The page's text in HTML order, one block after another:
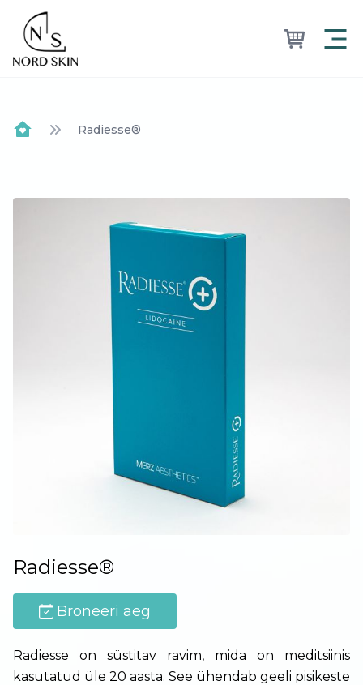
Nordskin
Radiesse®
Radiesse®
Broneeri aeg
Radiesse on süstitav ravim, mida on meditsiinis
kasutatud üle 20 aasta. See ühendab geeli pisikeste